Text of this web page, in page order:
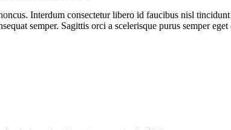
Interdum consectetur libero id faucibus nisl
semper. Sagittis orci a scelerisque purus semper